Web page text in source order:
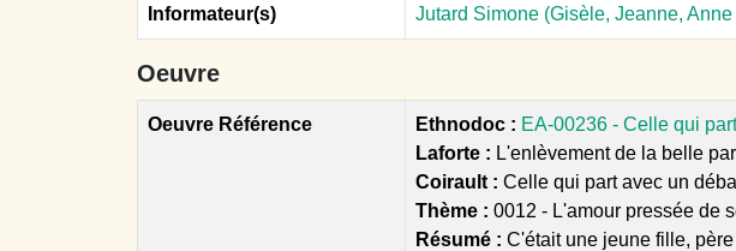
Informateur(s) Jutard Simone (Gisèle, Jeanne,
Oeuvre
Oeuvre Référence Ethnodoc : EA-00236 - Celle qui
Laforte : L'enlèvement de la belle
Coirault : Celle qui part avec un
Thème : 0012 - L'amour pressée de
Résumé : C'était une jeune fille,